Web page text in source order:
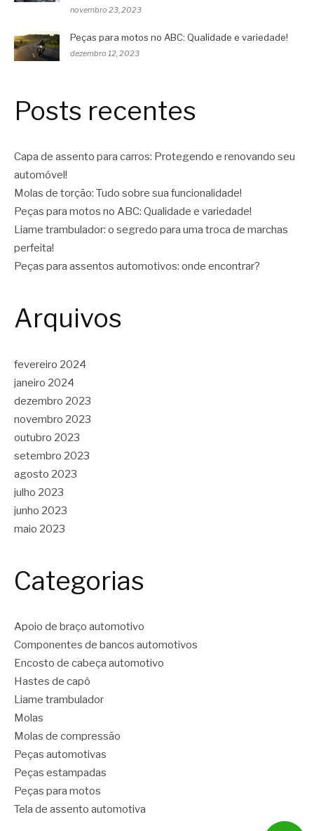
novembro 23, 2023
Peças para motos no ABC: Qualidade e variedade!
dezembro 12, 2023
Posts recentes
Capa de assento para carros: Protegendo e renovando seu
automóvel!
Molas de torção: Tudo sobre sua funcionalidade!
Peças para motos no ABC: Qualidade e variedade!
Liame trambulador: o segredo para uma troca de marchas
perfeita!
Peças para assentos automotivos: onde encontrar?
Arquivos
fevereiro 2024
janeiro 2024
dezembro 2023
novembro 2023
outubro 2023
setembro 2023
agosto 2023
julho 2023
junho 2023
maio 2023
Categorias
Apoio de braço automotivo
Componentes de bancos automotivos
Encosto de cabeça automotivo
Hastes de capô
Liame trambulador
Molas
Molas de compressão
Peças automotivas
Peças estampadas
Peças para motos
Tela de assento automotiva